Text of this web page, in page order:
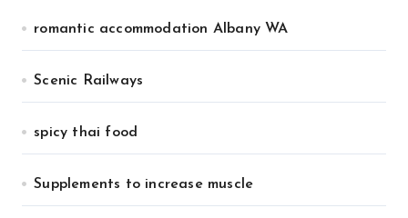
romantic accommodation Albany WA
Scenic Railways
spicy thai food
Supplements to increase muscle